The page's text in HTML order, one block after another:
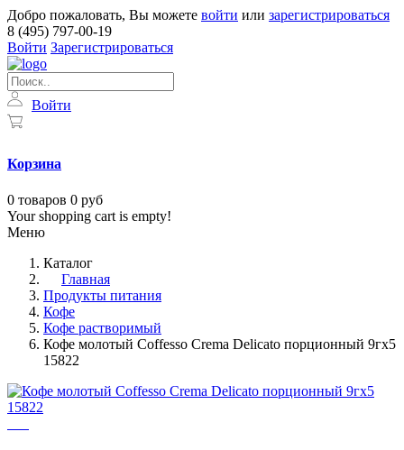
Добро пожаловать, Вы можете войти или зарегистрироваться
8 (495) 797-00-19
Войти Зарегистрироваться
Войти
Корзина
0 товаров 0 руб
Your shopping cart is empty!
Меню
Каталог
Главная
Продукты питания
Кофе
Кофе растворимый
Кофе молотый Coffesso Crema Delicato порционный 9гx5
15822